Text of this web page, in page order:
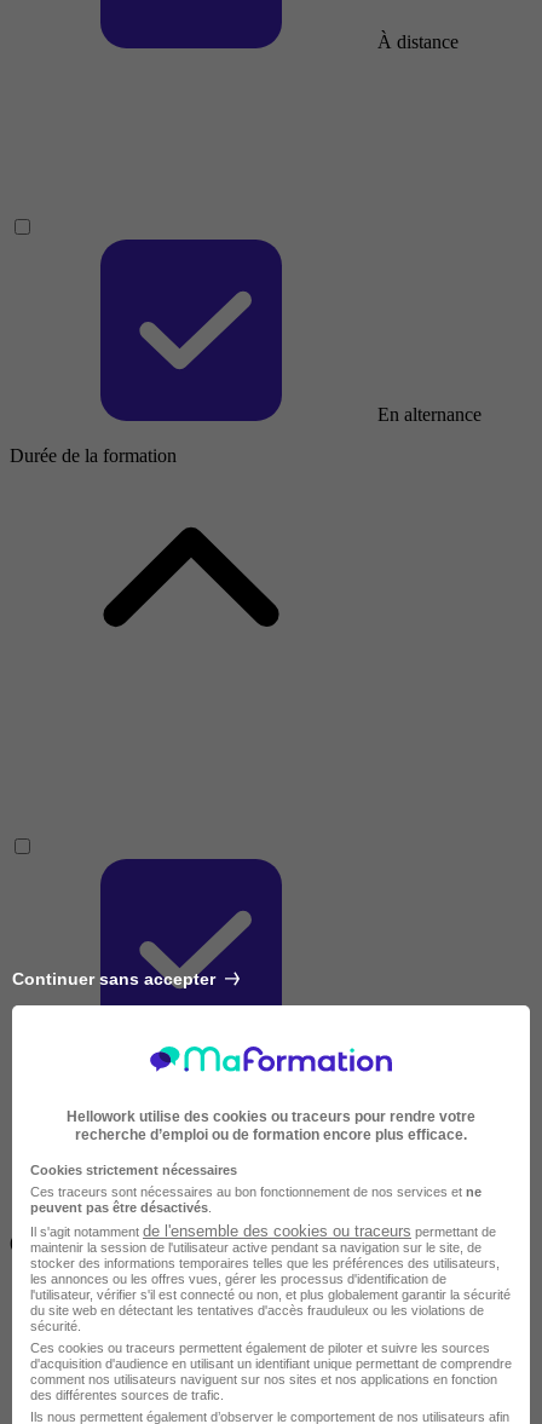
À distance
En alternance
Durée de la formation
(14h)
Continuer sans accepter
Hellowork utilise des cookies ou traceurs pour rendre votre
recherche d’emploi ou de formation encore plus efficace.
Cookies strictement nécessaires
Ces traceurs sont nécessaires au bon fonctionnement de nos services et ne
peuvent pas être désactivés
Il s'agit notamment de l'ensemble des cookies ou traceurs permettant de
maintenir la session de l'utilisateur active pendant sa navigation sur le site, de
stocker des informations temporaires telles que les préférences des utilisateurs,
les annonces ou les offres vues, gérer les processus d'identification de
l'utilisateur, vérifier s'il est connecté ou non, et plus globalement garantir la sécurité
du site web en détectant les tentatives d'accès frauduleux ou les violations de
sécurité.
Ces cookies ou traceurs permettent également de piloter et suivre les sources
d'acquisition d'audience en utilisant un identifiant unique permettant de comprendre
comment nos utilisateurs naviguent sur nos sites et nos applications en fonction
des différentes sources de trafic.
Ils nous permettent également d’observer le comportement de nos utilisateurs afin